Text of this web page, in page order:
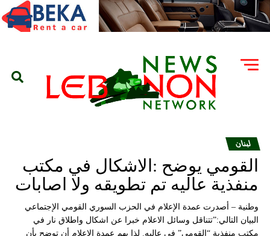
لبنان
القومي يوضح :الاشكال في مكتب
منفذية عاليه تم تطويقه ولا اصابات
وطنية – أصدرت عمدة الإعلام في الحزب السوري القومي الإجتماعي
البيان التالي:”تتناقل وسائل الاعلام خبرا عن اشكال واطلاق نار في
مكتب منفذية “القومي” في عاليه. لذا يهم عمدة الاعلام أن توضح بأن